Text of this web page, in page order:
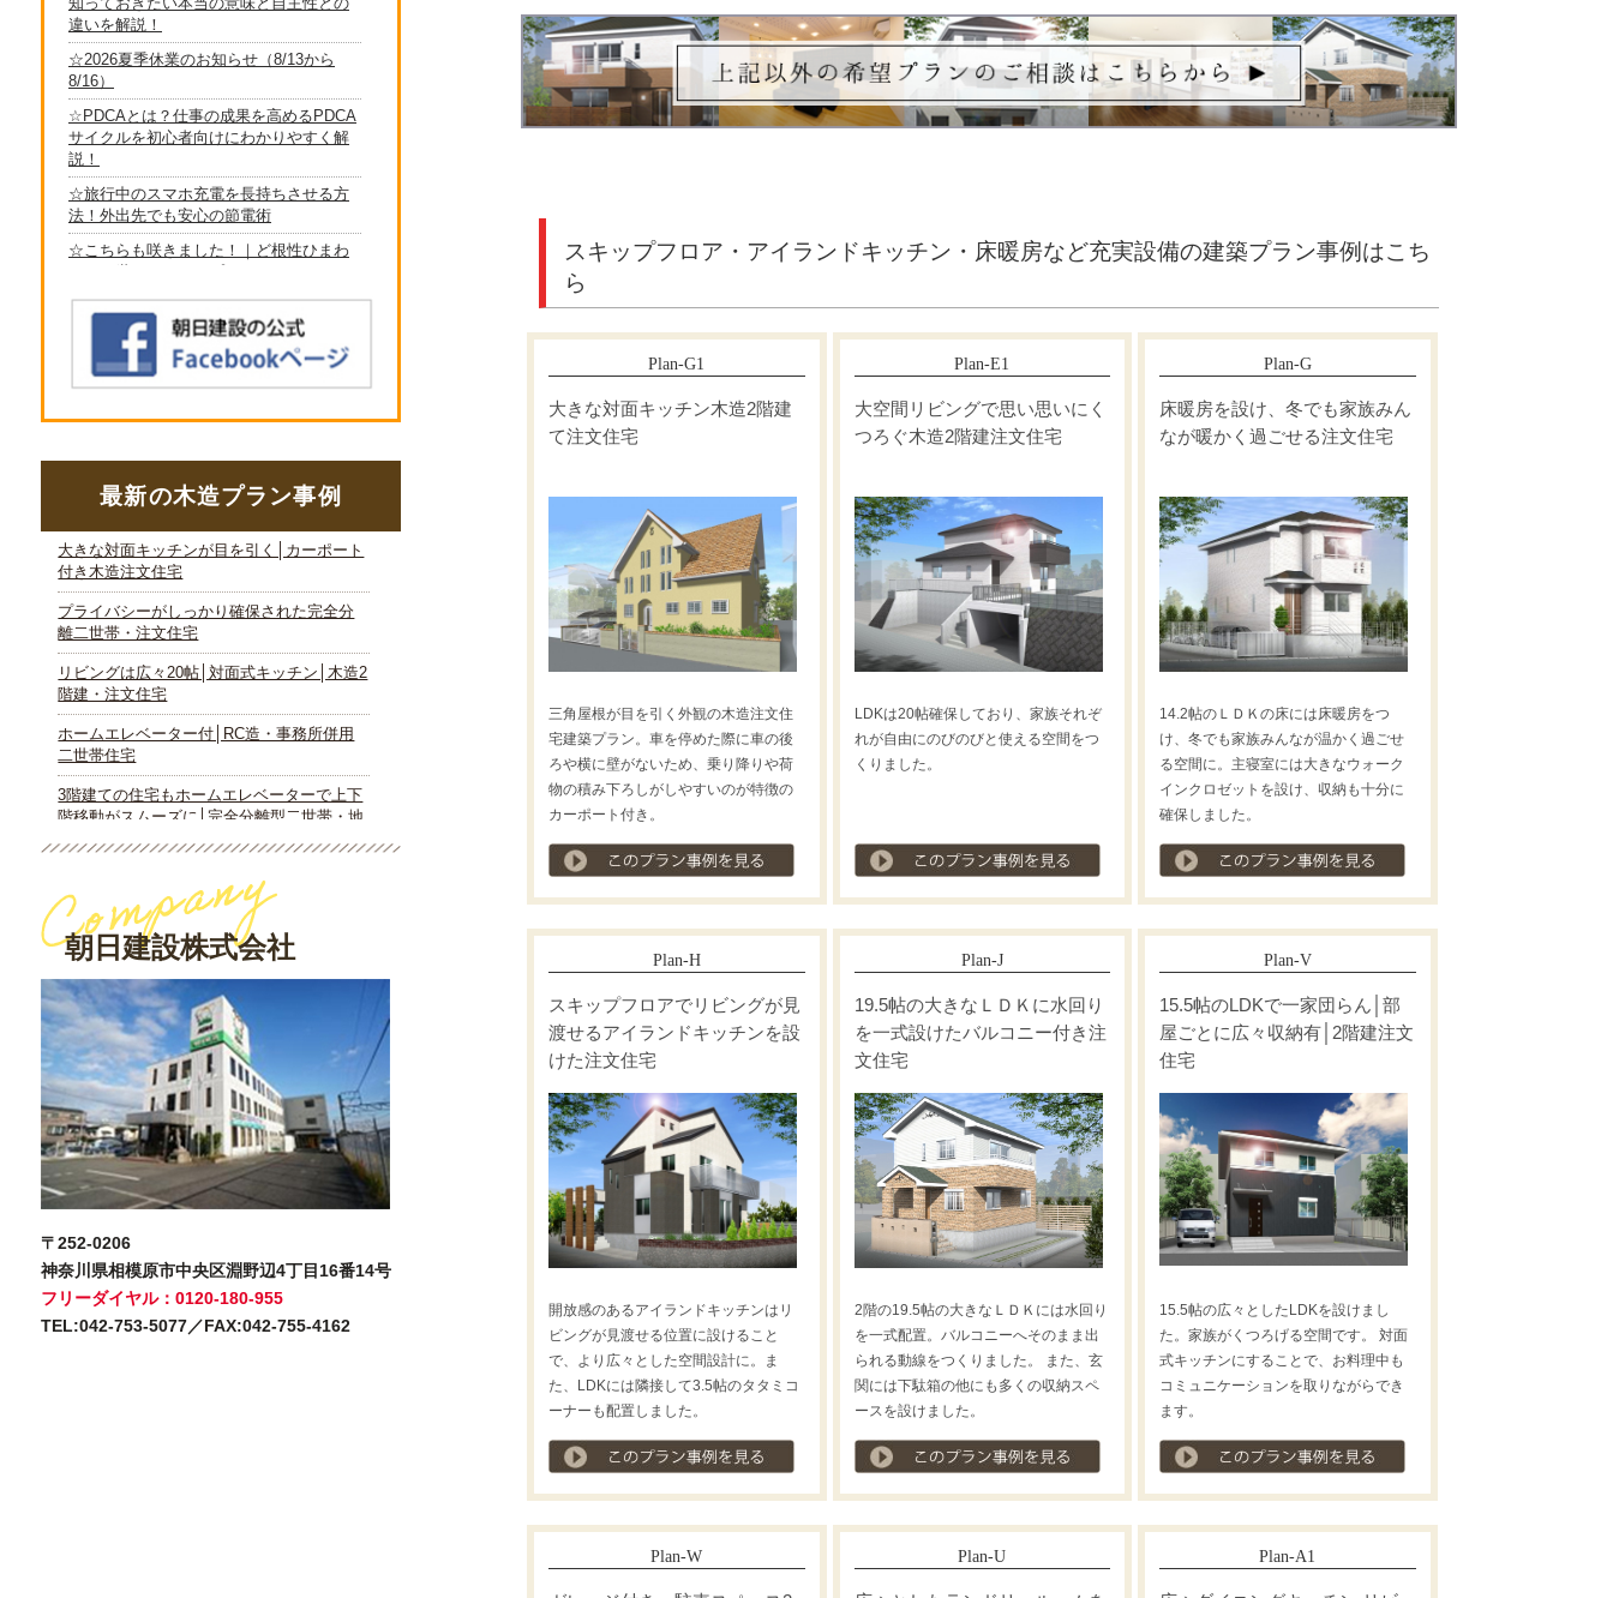
最新の木造プラン事例
朝日建設株式会社
〒252-0206
神奈川県相模原市中央区淵野辺4丁目16番14号
フリーダイヤル：0120-180-955
TEL:042-753-5077／FAX:042-755-4162
スキップフロア・アイランドキッチン・床暖房など充実設備の建築プラン事例はこち
ら
Plan-G1
大きな対面キッチン木造2階建
て注文住宅
三角屋根が目を引く外観の木造注文住
宅建築プラン。車を停めた際に車の後
ろや横に壁がないため、乗り降りや荷
物の積み下ろしがしやすいのが特徴の
カーポート付き。
プラン事例を見る
Plan-E1
大空間リビングで思い思いにく
つろぐ木造2階建注文住宅
LDKは20帖確保しており、家族それぞ
れが自由にのびのびと使える空間をつ
くりました。
プラン事例を見る
Plan-G
床暖房を設け、冬でも家族みん
なが暖かく過ごせる注文住宅
14.2帖のＬＤＫの床には床暖房をつ
け、冬でも家族みんなが温かく過ごせ
る空間に。主寝室には大きなウォーク
インクロゼットを設け、収納も十分に
確保しました。
Plan-H
スキップフロアでリビングが見
渡せるアイランドキッチンを設
けた注文住宅
開放感のあるアイランドキッチンはリ
ビングが見渡せる位置に設けること
で、より広々とした空間設計に。ま
た、LDKには隣接して3.5帖のタタミコ
ーナーも配置しました。
プラン事例を見る
Plan-J
19.5帖の大きなＬＤＫに水回り
を一式設けたバルコニー付き注
文住宅
2階の19.5帖の大きなＬＤＫには水回り
を一式配置。バルコニーへそのまま出
られる動線をつくりました。 また、玄
関には下駄箱の他にも多くの収納スペ
ースを設けました。
プラン事例を見る
Plan-V
15.5帖のLDKで一家団らん│部
屋ごとに広々収納有│2階建注文
住宅
15.5帖の広々としたLDKを設けまし
た。家族がくつろげる空間です。 対面
式キッチンにすることで、お料理中も
コミュニケーションを取りながらでき
ます。
Plan-W Plan-U Plan-A1